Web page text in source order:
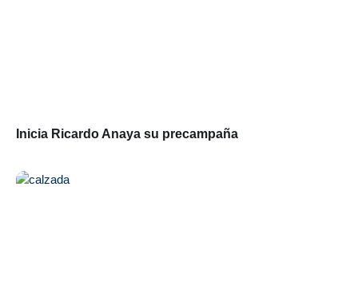
Inicia Ricardo Anaya su precampaña